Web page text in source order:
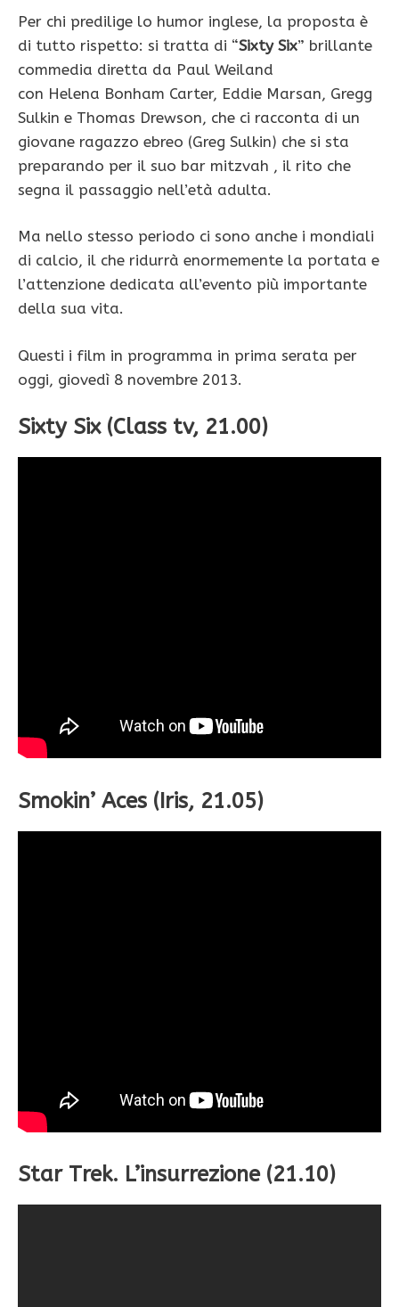
Per chi predilige lo humor inglese, la proposta è
di tutto rispetto: si tratta di “Sixty Six” brillante
commedia diretta da Paul Weiland
con Helena Bonham Carter, Eddie Marsan, Gregg
Sulkin e Thomas Drewson, che ci racconta di un
giovane ragazzo ebreo (Greg Sulkin) che si sta
preparando per il suo bar mitzvah , il rito che
segna il passaggio nell’età adulta.
Ma nello stesso periodo ci sono anche i mondiali
di calcio, il che ridurrà enormemente la portata e
l’attenzione dedicata all’evento più importante
della sua vita.
Questi i film in programma in prima serata per
oggi, giovedì 8 novembre 2013.
Sixty Six (Class tv, 21.00)
Smokin’ Aces (Iris, 21.05)
Star Trek. L’insurrezione (21.10)